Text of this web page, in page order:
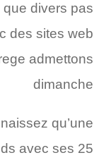
divers pas
des sites web
admettons
dimanche
qu’une
avec ses 25